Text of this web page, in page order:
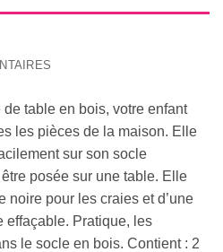
table en bois, votre enfant
les pièces de la maison. Elle
sur son socle
posée sur une table. Elle
noire pour les craies et d’une
effaçable. Pratique, les
le socle en bois. Contient : 2